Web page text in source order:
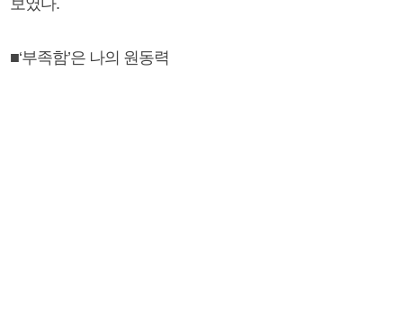
■‘부족함’은 나의 원동력